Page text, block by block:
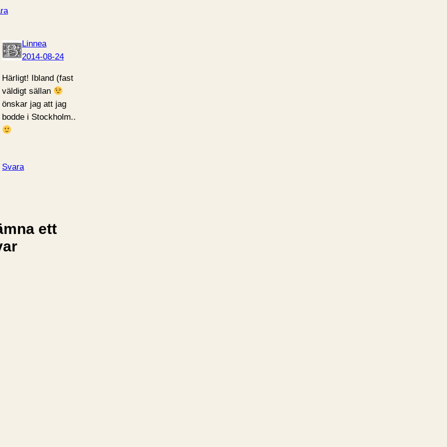
Linnea
2014-08-24
Härligt! Ibland (fast
väldigt sällan
önskar jag att jag
bodde i Stockholm..
Svara
ett